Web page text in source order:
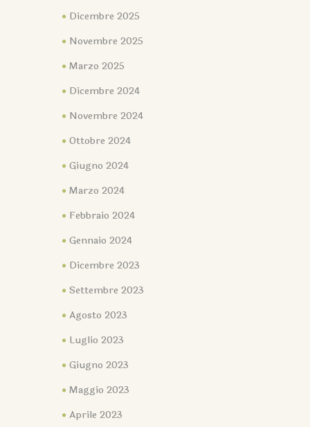
Dicembre 2025
Novembre 2025
Marzo 2025
Dicembre 2024
Novembre 2024
Ottobre 2024
Giugno 2024
Marzo 2024
Febbraio 2024
Gennaio 2024
Dicembre 2023
Settembre 2023
Agosto 2023
Luglio 2023
Giugno 2023
Maggio 2023
Aprile 2023